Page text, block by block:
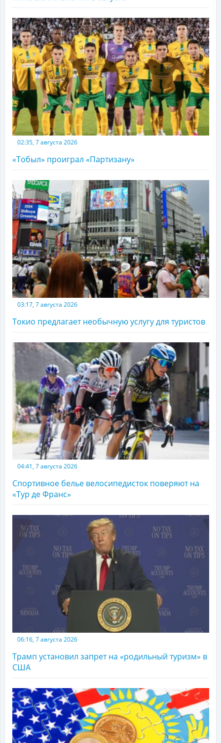
02:35, 7 августа 2026
«Тобыл» проиграл «Партизану»
03:17, 7 августа 2026
Токио предлагает необычную услугу для туристов
04:41, 7 августа 2026
Спортивное белье велосипедисток поверяют на
«Тур де Франс»
06:16, 7 августа 2026
Трамп установил запрет на «родильный туризм» в
США